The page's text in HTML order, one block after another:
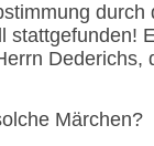
durch
stattgefunden!
Dederichs,
Märchen?